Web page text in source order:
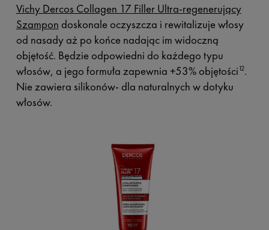
Vichy Dercos Collagen 17 Filler Ultra-regenerujący
Szampon doskonale oczyszcza i rewitalizuje włosy
od nasady aż po końce nadając im widoczną
objętość. Będzie odpowiedni do każdego typu
włosów, a jego formuła zapewnia +53% objętości 12.
Nie zawiera silikonów- dla naturalnych w dotyku
włosów.